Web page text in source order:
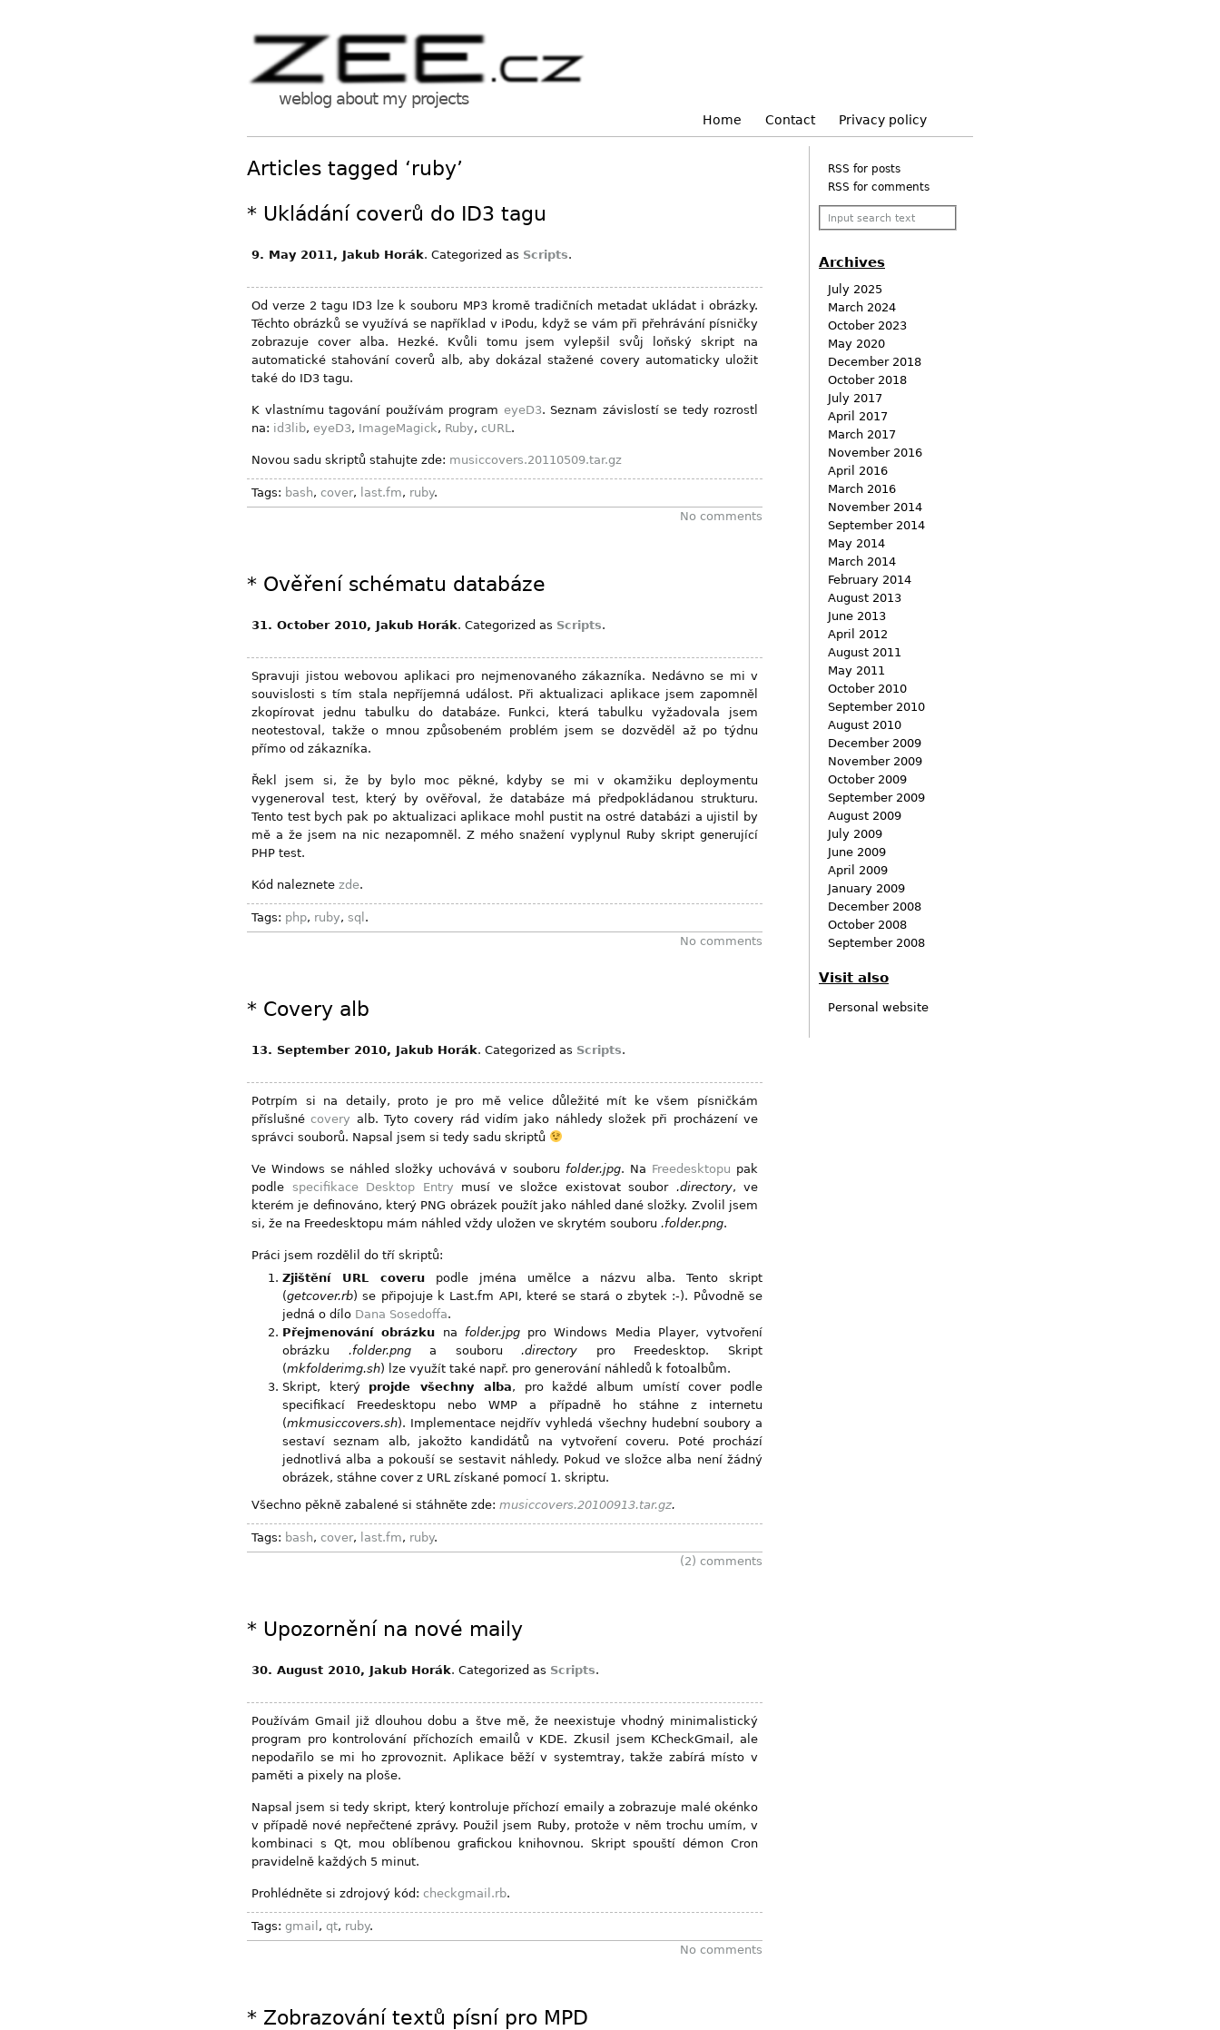
weblog about my projects
Privacy policy
Contact
Home
Articles tagged ‘ruby’
* Ukládání coverů do ID3 tagu
9. May 2011, Jakub Horák. Categorized as Scripts.
Od verze 2 tagu ID3 lze k souboru MP3 kromě tradičních metadat ukládat i obrázky.
Těchto obrázků se využívá se například v iPodu, když se vám při přehrávání písničky
zobrazuje cover alba. Hezké. Kvůli tomu jsem vylepšil svůj loňský skript na
automatické stahování coverů alb, aby dokázal stažené covery automaticky uložit
také do ID3 tagu.
K vlastnímu tagování používám program eyeD3. Seznam závislostí se tedy rozrostl
na: id3lib, eyeD3, ImageMagick, Ruby, cURL.
Novou sadu skriptů stahujte zde: musiccovers.20110509.tar.gz
Tags: bash, cover, last.fm, ruby.
No comments
* Ověření schématu databáze
31. October 2010, Jakub Horák. Categorized as Scripts.
Spravuji jistou webovou aplikaci pro nejmenovaného zákazníka. Nedávno se mi v
souvislosti s tím stala nepříjemná událost. Při aktualizaci aplikace jsem zapomněl
zkopírovat jednu tabulku do databáze. Funkci, která tabulku vyžadovala jsem
neotestoval, takže o mnou způsobeném problém jsem se dozvěděl až po týdnu
přímo od zákazníka.
Řekl jsem si, že by bylo moc pěkné, kdyby se mi v okamžiku deploymentu
vygeneroval test, který by ověřoval, že databáze má předpokládanou strukturu.
Tento test bych pak po aktualizaci aplikace mohl pustit na ostré databázi a ujistil by
mě a že jsem na nic nezapomněl. Z mého snažení vyplynul Ruby skript generující
PHP test.
Kód naleznete zde.
Tags: php, ruby, sql .
No comments
* Covery alb
13. September 2010, Jakub Horák. Categorized as Scripts.
Potrpím si na detaily, proto je pro mě velice důležité mít ke všem písničkám
příslušnécovery alb. Tyto covery rád vidím jako náhledy složek při procházení ve
správci souborů. Napsal jsem si tedy sadu skriptů
Ve Windows se náhled složky uchovává v souboru folder.jpg. Na Freedesktopu pak
podle specifikace Desktop Entry musí ve složce existovat soubor.directory, ve
kterém je definováno, který PNG obrázek použít jako náhled dané složky. Zvolil jsem
si, že na Freedesktopu mám náhled vždy uložen ve skrytém souboru .folder.png.
Práci jsem rozdělil do tří skriptů:
Zjištění URL coveru podle jména umělce a názvu alba. Tento skript
(getcover.rb) se připojuje k Last.fm API, které se stará o zbytek :-). Původně se
jedná o dílo Dana Sosedoffa.
Přejmenování obrázku na folder.jpgpro Windows Media Player, vytvoření
obrázku .folder.pnga souboru.directory pro Freedesktop. Skript
(mkfolderimg.sh) lze využít také např. pro generování náhledů k fotoalbům.
Skript, který projde všechny alba, pro každé album umístí cover podle
specifikací Freedesktopu nebo WMP a případně ho stáhne z internetu
(mkmusiccovers.sh). Implementace nejdřív vyhledá všechny hudební soubory a
sestaví seznam alb, jakožto kandidátů na vytvoření coveru. Poté prochází
jednotlivá alba a pokouší se sestavit náhledy. Pokud ve složce alba není žádný
obrázek, stáhne cover z URL získané pomocí 1. skriptu.
Všechno pěkně zabalené si stáhněte zde: musiccovers.20100913.tar.gz.
Tags: bash, cover, last.fm, ruby.
(2) comments
* Upozornění na nové maily
30. August 2010, Jakub Horák. Categorized as Scripts.
Používám Gmail již dlouhou dobu a štve mě, že neexistuje vhodný minimalistický
program pro kontrolování příchozích emailů v KDE. Zkusil jsem KCheckGmail, ale
nepodařilo se mi ho zprovoznit. Aplikace běží v systemtray, takže zabírá místo v
paměti a pixely na ploše.
Napsal jsem si tedy skript, který kontroluje příchozí emaily a zobrazuje malé okénko
v případě nové nepřečtené zprávy. Použil jsem Ruby, protože v něm trochu umím, v
kombinaci s Qt, mou oblíbenou grafickou knihovnou. Skript spouští démon Cron
pravidelně každých 5 minut.
Prohlédněte si zdrojový kód: checkgmail.rb.
Tags: gmail , qt, ruby.
No comments
* Zobrazování textů písní pro MPD
RSS for posts
RSS for comments
Archives
July 2025
March 2024
October 2023
May 2020
December 2018
October 2018
July 2017
April 2017
March 2017
November 2016
April 2016
March 2016
November 2014
September 2014
May 2014
March 2014
February 2014
August 2013
June 2013
April 2012
August 2011
May 2011
October 2010
September 2010
August 2010
December 2009
November 2009
October 2009
September 2009
August 2009
July 2009
June 2009
April 2009
January 2009
December 2008
October 2008
September 2008
Visit also
Personal website